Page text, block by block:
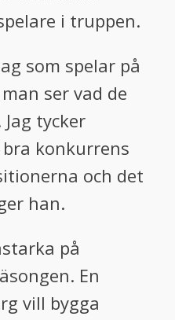
i truppen.
som spelar på
ser vad de
tycker
konkurrens
och det
han.
på
En
vill bygga